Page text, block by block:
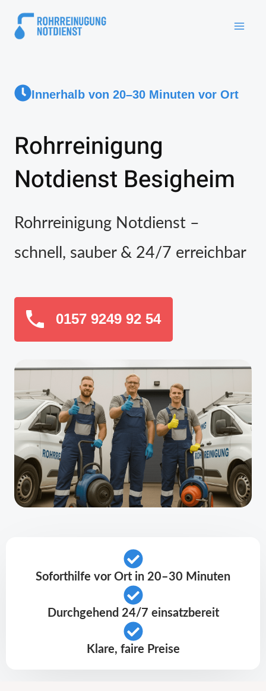
Innerhalb von 20–30 Minuten vor Ort
Rohrreinigung
Notdienst Besigheim
Rohrreinigung Notdienst –
schnell, sauber & 24/7 erreichbar
0157 9249 92 54
Soforthilfe vor Ort in 20–30 Minuten
Durchgehend 24/7 einsatzbereit
Klare, faire Preise